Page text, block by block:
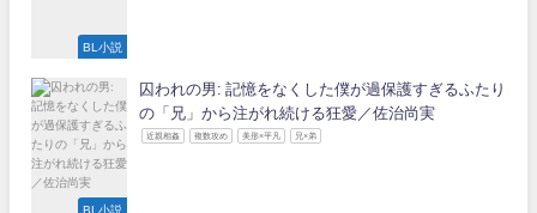
BL小説
BL小説
囚われの男: 記憶をなくした僕が過保護すぎるふたり
の「兄」から注がれ続ける狂愛／佐治尚実
近親相姦 複数攻め 美形×平凡 兄×弟